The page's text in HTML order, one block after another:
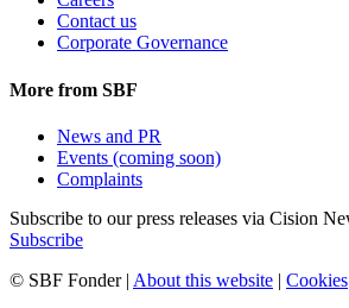
Contact us
Corporate Governance
More from SBF
News and PR
Events (coming soon)
Complaints
Subscribe to our press releases via Cision
Subscribe
© SBF Fonder | About this website | Cookies